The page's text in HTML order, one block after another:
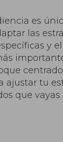
es
las
y
ajustar tu
que